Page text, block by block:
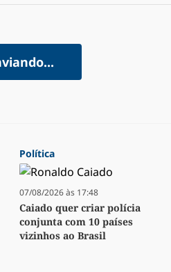
Política
07/08/2026 às 17:48
Caiado quer criar polícia
conjunta com 10 países
vizinhos ao Brasil